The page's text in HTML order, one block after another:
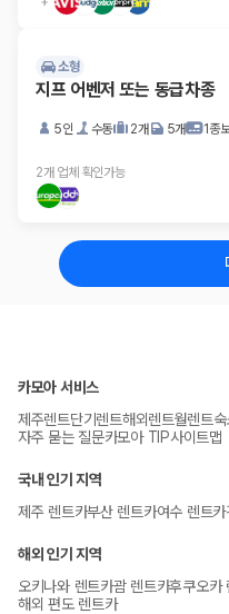
소형
지프 어벤저 또는 동급차종
5인 수동 2개 5개 1종
2개 업체 확인가능
카모아 서비스
제주렌트단기렌트해외렌트월렌트
자주 묻는 질문카모아 TIP사이트맵
국내 인기 지역
제주 렌트카부산 렌트카여수 렌트카
해외 인기 지역
오키나와 렌트카괌 렌트카후쿠오카
해외 편도 렌트카